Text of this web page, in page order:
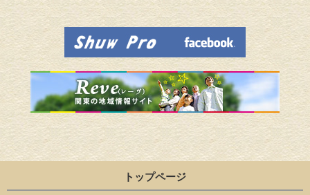
トップページ